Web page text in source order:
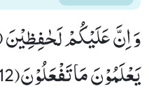
یَعْلَمُوْنَ مَا تَفْعَلُوْنَ(12)